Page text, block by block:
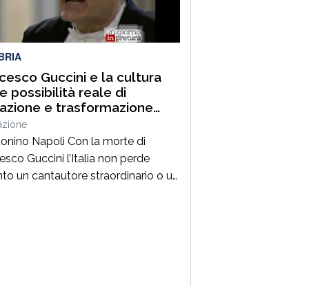
Nella splendida cornice di Piazza
Guccini e la cultura
possibilità reale di
e trasformazione
Napoli Con la morte di
Guccini l’Italia non perde
un cantautore straordinario o un